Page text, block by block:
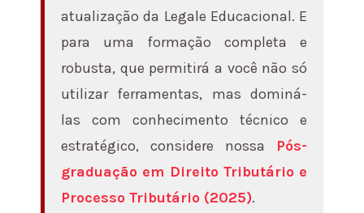
atualização da Legale Educacional. E
para uma formação completa e
robusta, que permitirá a você não só
utilizar ferramentas, mas dominá-
las com conhecimento técnico e
estratégico, considere nossa Pós-
graduação em Direito Tributário e
Processo Tributário (2025).